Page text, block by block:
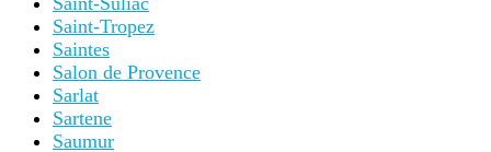
Saint-Tropez
Saintes
Salon de Provence
Sarlat
Sartene
Saumur